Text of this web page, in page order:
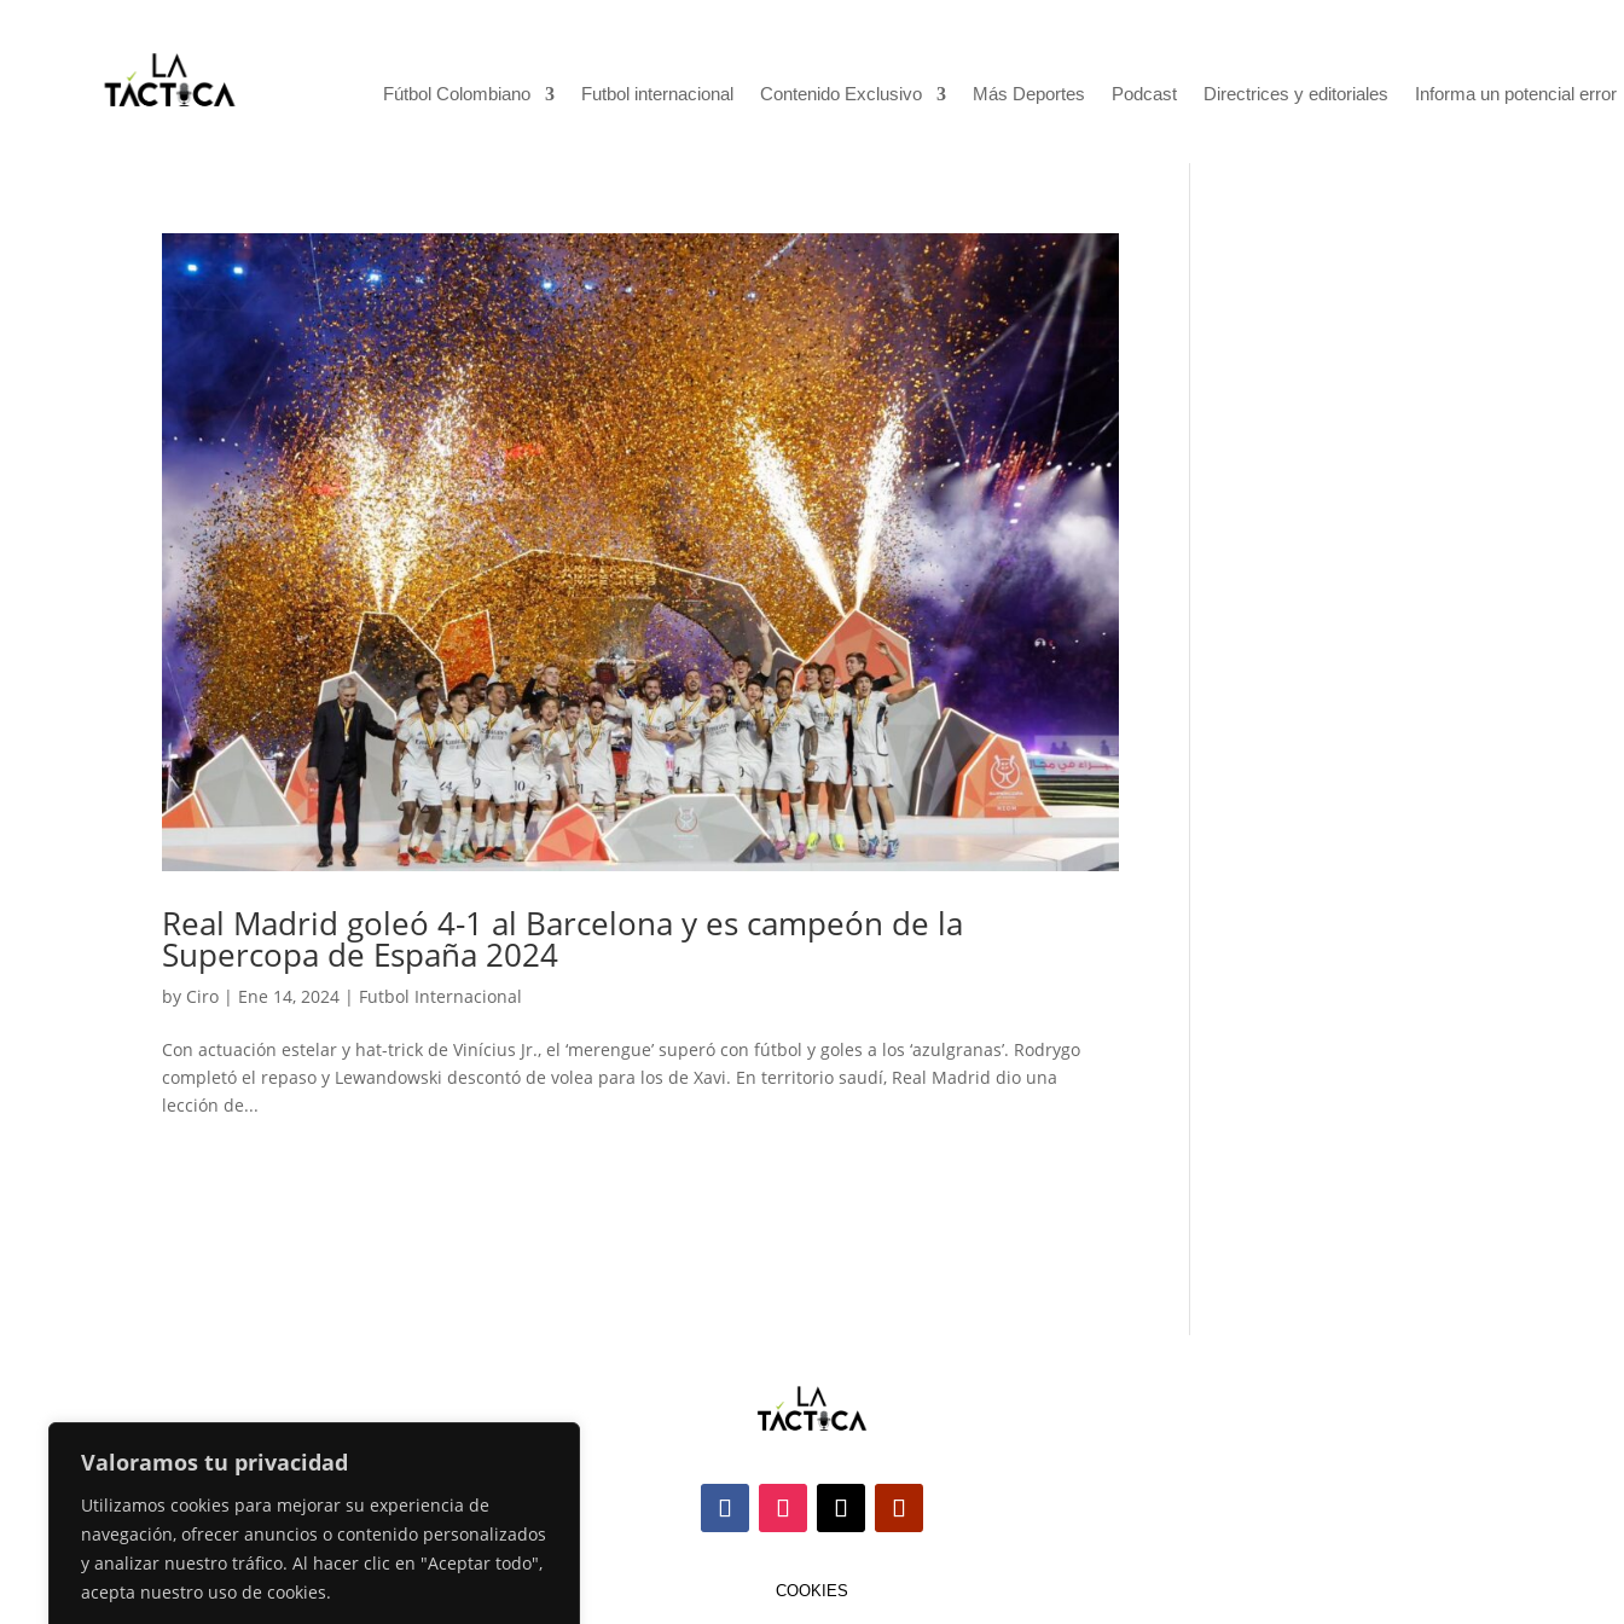
Valoramos tu privacidad
Utilizamos cookies para mejorar su experiencia de
navegación, ofrecer anuncios o contenido personalizados
y analizar nuestro tráfico. Al hacer clic en "Aceptar todo",
acepta nuestro uso de cookies.
Fútbol Colombiano Futbol internacional Contenido Exclusivo Más Deportes Podcast Directrices y editoriales Informa un potencial error
Real Madrid goleó 4-1 al Barcelona y es campeón de la
Supercopa de España 2024
by Ciro | Ene 14, 2024 | Futbol Internacional
Con actuación estelar y hat-trick de Vinícius Jr., el ‘merengue’ superó con fútbol y goles a los ‘azulgranas’. Rodrygo
completó el repaso y Lewandowski descontó de volea para los de Xavi. En territorio saudí, Real Madrid dio una
lección de...
COOKIES